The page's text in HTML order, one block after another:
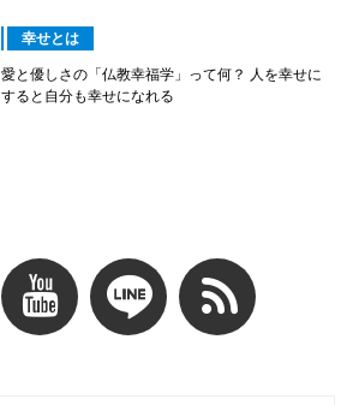
幸せとは
愛と優しさの「仏教幸福学」って何？ 人を幸せに
すると自分も幸せになれる